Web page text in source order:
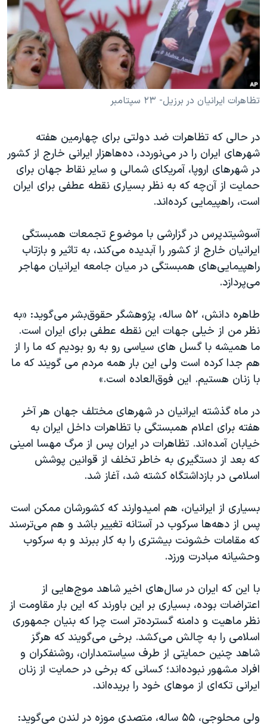
فرهنگ و زندگی
حقوق شهروندی
اقتصادی
علم و فناوری
اسرائیل در جنگ
آرشیو پخش زنده
مستندها
انتخابات ریاست جمهوری آمریکا ۲۰۲۴
حمله جمهوری اسلامی به اسرائیل
رمز مهسا
ورزش زنان در ایران
مجموعه مستندهای دادخواهی
تریبونال مردمی آبان ۹۸
دادگاه حمید نوری
چهل سال گروگان‌گیری
قانون شفافیت دارائی کادر رهبری ایران
اعتراضات مردمی آبان ۹۸
اسرائیل در جنگ
نرگس محمدی برنده جایزه نوبل صلح
همایش محافظه‌کاران آمریکا «سی‌پک»
صفحه‌های ویژه
سفر پرزیدنت ترامپ به چین
دنبال کنید
زبانهای مختلف
تظاهرات ایرانیان در برزیل- ۲۳ سپتامبر
در حالی که تظاهرات ضد دولتی برای چهارمین هفته
شهرهای ایران را در می‌نوردد، ده‌ها‌هزار ایرانی خارج از کشور
در شهرهای اروپا، آمریکای شمالی و سایر نقاط جهان برای
حمایت از آن‌چه که به نظر بسیاری نقطه عطفی برای ایران
است، راهپیمایی کرده‌اند.
آسوشیتدپرس در گزارشی با موضوع تجمعات همبستگی
ایرانیان خارج از کشور را آبدیده می‌کند، به تاثیر و بازتاب
راهپیمایی‌های همبستگی در میان جامعه ایرانیان مهاجر
می‌پردازد.
طاهره دانش، ۵۲ ساله، پژوهشگر حقوق‌بشر می‌گوید: «به
نظر من از خیلی جهات این نقطه عطفی برای ایران است.
ما همیشه با گسل های سیاسی رو به رو بودیم که ما را از
هم جدا کرده است ولی این بار همه مردم می گویند که ما
با زنان هستیم. این فوق‌العاده است.»
در ماه گذشته ایرانیان در شهرهای مختلف جهان هر آخر
هفته برای اعلام همبستگی با تظاهرات داخل ایران به
خیابان آمده‌اند. تظاهرات در ایران پس از مرگ مهسا امینی
که بعد از دستگیری به خاطر تخلف از قوانین پوشش
اسلامی در بازداشتگاه کشته‌ شد، آغاز شد.
بسیاری از ایرانیان، هم امیدوارند که کشورشان ممکن است
پس از دهه‌ها سرکوب در آستانه تغییر باشد و هم می‌ترسند
که مقامات خشونت بیشتری را به کار ببرند و به سرکوب
وحشیانه مبادرت ورزد.
با این که ایران در سال‌های اخیر شاهد موج‌هایی از
اعتراضات بوده، بسیاری بر این باورند که این بار مقاومت از
نظر ماهیت و دامنه گسترده‌تر است چرا که بنیان جمهوری
اسلامی را به چالش می‌کشد. برخی می‌گویند که هرگز
شاهد چنین حمایتی از طرف سیاستمداران، روشنفکران و
افراد مشهور نبوده‌اند؛ کسانی که برخی در حمایت از زنان
ایرانی تکه‌ای از موهای خود را بریده‌اند.
ولی محلوجی، ۵۵ ساله، متصدی موزه در لندن می‌گوید: